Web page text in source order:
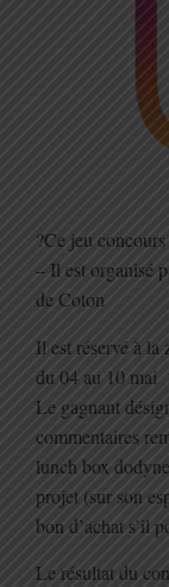
?Ce jeu
– Il est organisé
de Coton
Il est réservé à la
du 04 au 10 mai
Le gagnant
commentaires
lunch box
projet (sur son
bon d’achat s’il
Le résultat du